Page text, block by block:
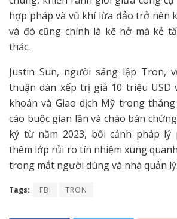
hợp pháp và vũ khí lừa đảo trở nên
và đó cũng chính là kẽ hở mà kẻ
thác.
Justin Sun, người sáng lập Tron,
thuận dàn xếp trị giá 10 triệu USD
khoán và Giao dịch Mỹ trong
cáo buộc gian lận và chào bán
ký từ năm 2023, bối cảnh pháp lý
thêm lớp rủi ro tín nhiệm xung
trong mắt người dùng và nhà quản lý.
Tags: FBI TRON